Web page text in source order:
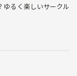
ゆるく楽しいサークル